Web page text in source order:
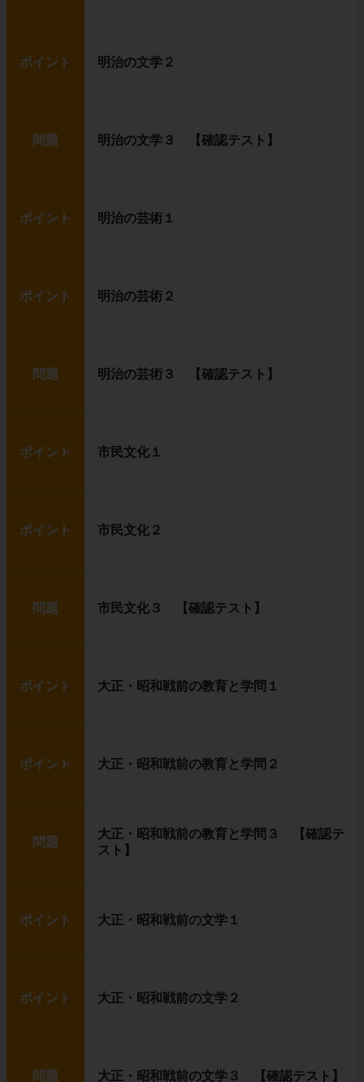
ポイント 明治の文学２
問題 明治の文学３ 【確認テスト】
ポイント 明治の芸術１
ポイント 明治の芸術２
問題 明治の芸術３ 【確認テスト】
ポイント 市民文化１
ポイント 市民文化２
問題 市民文化３ 【確認テスト】
ポイント 大正・昭和戦前の教育と学問１
ポイント 大正・昭和戦前の教育と学問２
問題
大正・昭和戦前の教育と学問３ 【確認テ
スト】
ポイント 大正・昭和戦前の文学１
ポイント 大正・昭和戦前の文学２
問題 大正・昭和戦前の文学３ 【確認テスト】